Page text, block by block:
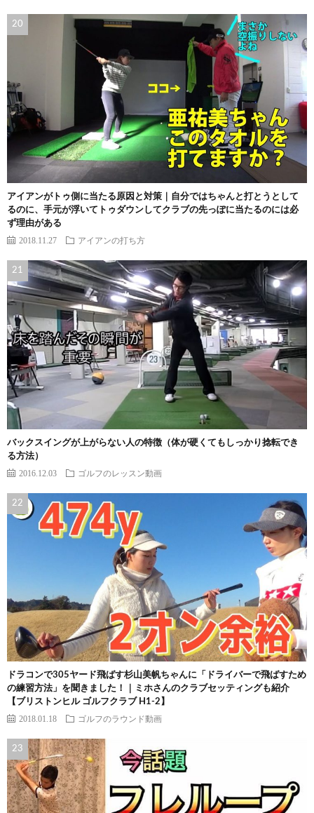
アイアンがトゥ側に当たる原因と対策｜自分ではちゃんと打とうとして
るのに、手元が浮いてトゥダウンしてクラブの先っぽに当たるのには必
ず理由がある
2018.11.27 アイアンの打ち方
バックスイングが上がらない人の特徴（体が硬くてもしっかり捻転でき
る方法）
2016.12.03 ゴルフのレッスン動画
ドラコンで305ヤード飛ばす杉山美帆ちゃんに「ドライバーで飛ばすため
の練習方法」を聞きました！｜ミホさんのクラブセッティングも紹介
【ブリストンヒル ゴルフクラブ H1-2】
2018.01.18 ゴルフのラウンド動画